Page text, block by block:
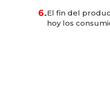
6.El fin del
hoy los